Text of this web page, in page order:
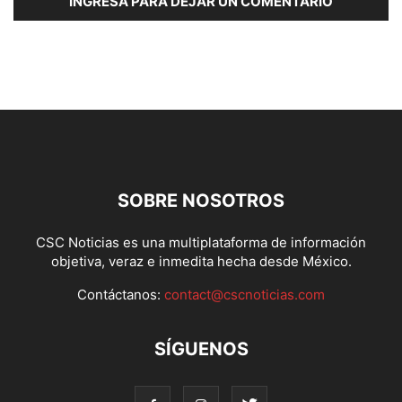
SOBRE NOSOTROS
CSC Noticias es una multiplataforma de información
objetiva, veraz e inmedita hecha desde México.
Contáctanos: contact@cscnoticias.com
SÍGUENOS